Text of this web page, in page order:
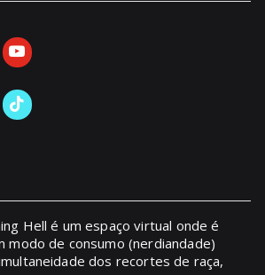
Hell é um espaço virtual onde é
modo de consumo (nerdiandade)
dos recortes de raça,